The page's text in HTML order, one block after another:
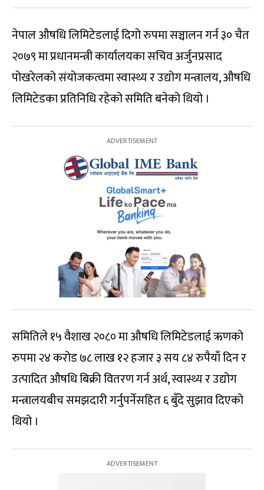
नेपाल औषधि लिमिटेडलाई दिगो रुपमा सञ्चालन गर्न ३० चैत
२०७९ मा प्रधानमन्त्री कार्यालयका सचिव अर्जुनप्रसाद
पोखरेलको संयोजकत्वमा स्वास्थ्य र उद्योग मन्त्रालय, औषधि
लिमिटेडका प्रतिनिधि रहेको समिति बनेको थियो ।
समितिले १५ वैशाख २०८० मा औषधि लिमिटेडलाई ऋणको
रुपमा २४ करोड ७८ लाख १२ हजार ३ सय ८४ रुपैयाँ दिन र
उत्पादित औषधि बिक्री वितरण गर्न अर्थ, स्वास्थ्य र उद्योग
मन्त्रालयबीच समझदारी गर्नुपर्नेसहित ६ बुँदे सुझाव दिएको
थियो ।